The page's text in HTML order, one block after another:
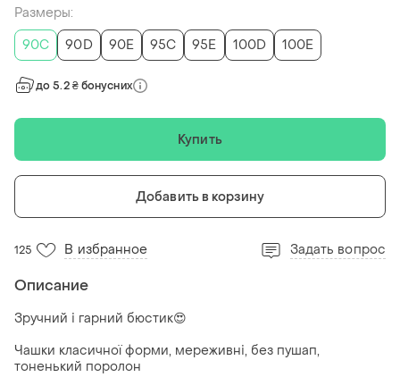
Размеры:
90C
90D 90E 95C 95E 100D 100E
до 5.2 ₴ бонусних
Купить
Добавить в корзину
125 В избранное Задать вопрос
Описание
Зручний і гарний бюстик😍
Чашки класичної форми, мереживні, без пушап,
тоненький поролон